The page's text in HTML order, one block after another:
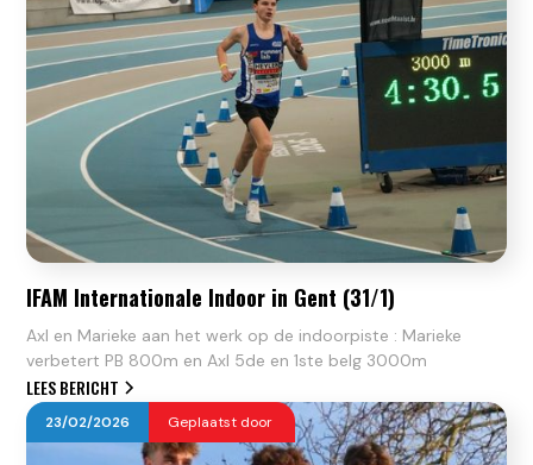
IFAM Internationale Indoor in Gent (31/1)
Axl en Marieke aan het werk op de indoorpiste : Marieke
verbetert PB 800m en Axl 5de en 1ste belg 3000m
LEES BERICHT
23/02/2026 Geplaatst door